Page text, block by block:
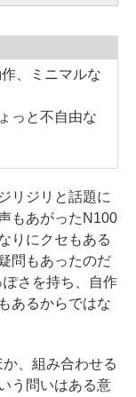
、ミニマルな
っと不自由な
リジリと話題に
もあがったN100
りにクセもある
問もあったのだ
さを持ち、自作
あるからではな
、組み合わせる
う問いはある意